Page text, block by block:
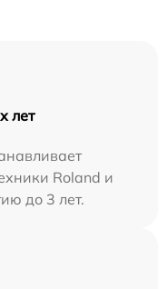
лет
Roland и
до 3 лет.